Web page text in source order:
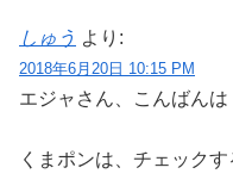
しゅう より:
2018年6月20日 10:15 PM
エジャさん、こんばんは
くまポンは、チェック